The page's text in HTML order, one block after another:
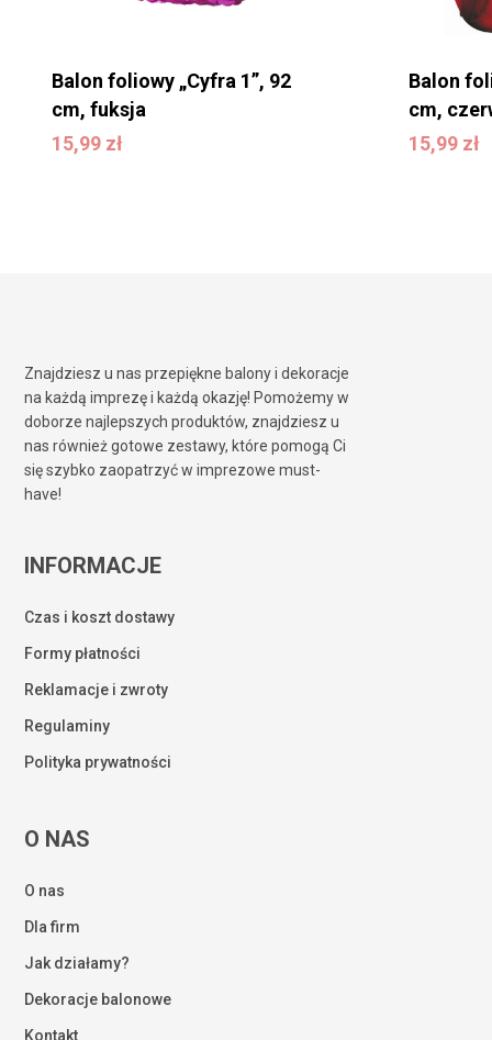
Balon foliowy „Cyfra 1”, 92
cm, fuksja
15,99 zł
15,99zł
Balon
cm,
15,99 zł
15,99zł
Znajdziesz u nas przepiękne balony i dekoracje
na każdą imprezę i każdą okazję! Pomożemy w
doborze najlepszych produktów, znajdziesz u
nas również gotowe zestawy, które pomogą Ci
się szybko zaopatrzyć w imprezowe must-
have!
INFORMACJE
Czas i koszt dostawy
Formy płatności
Reklamacje i zwroty
Regulaminy
Polityka prywatności
O NAS
O nas
Dla firm
Jak działamy?
Dekoracje balonowe
Kontakt